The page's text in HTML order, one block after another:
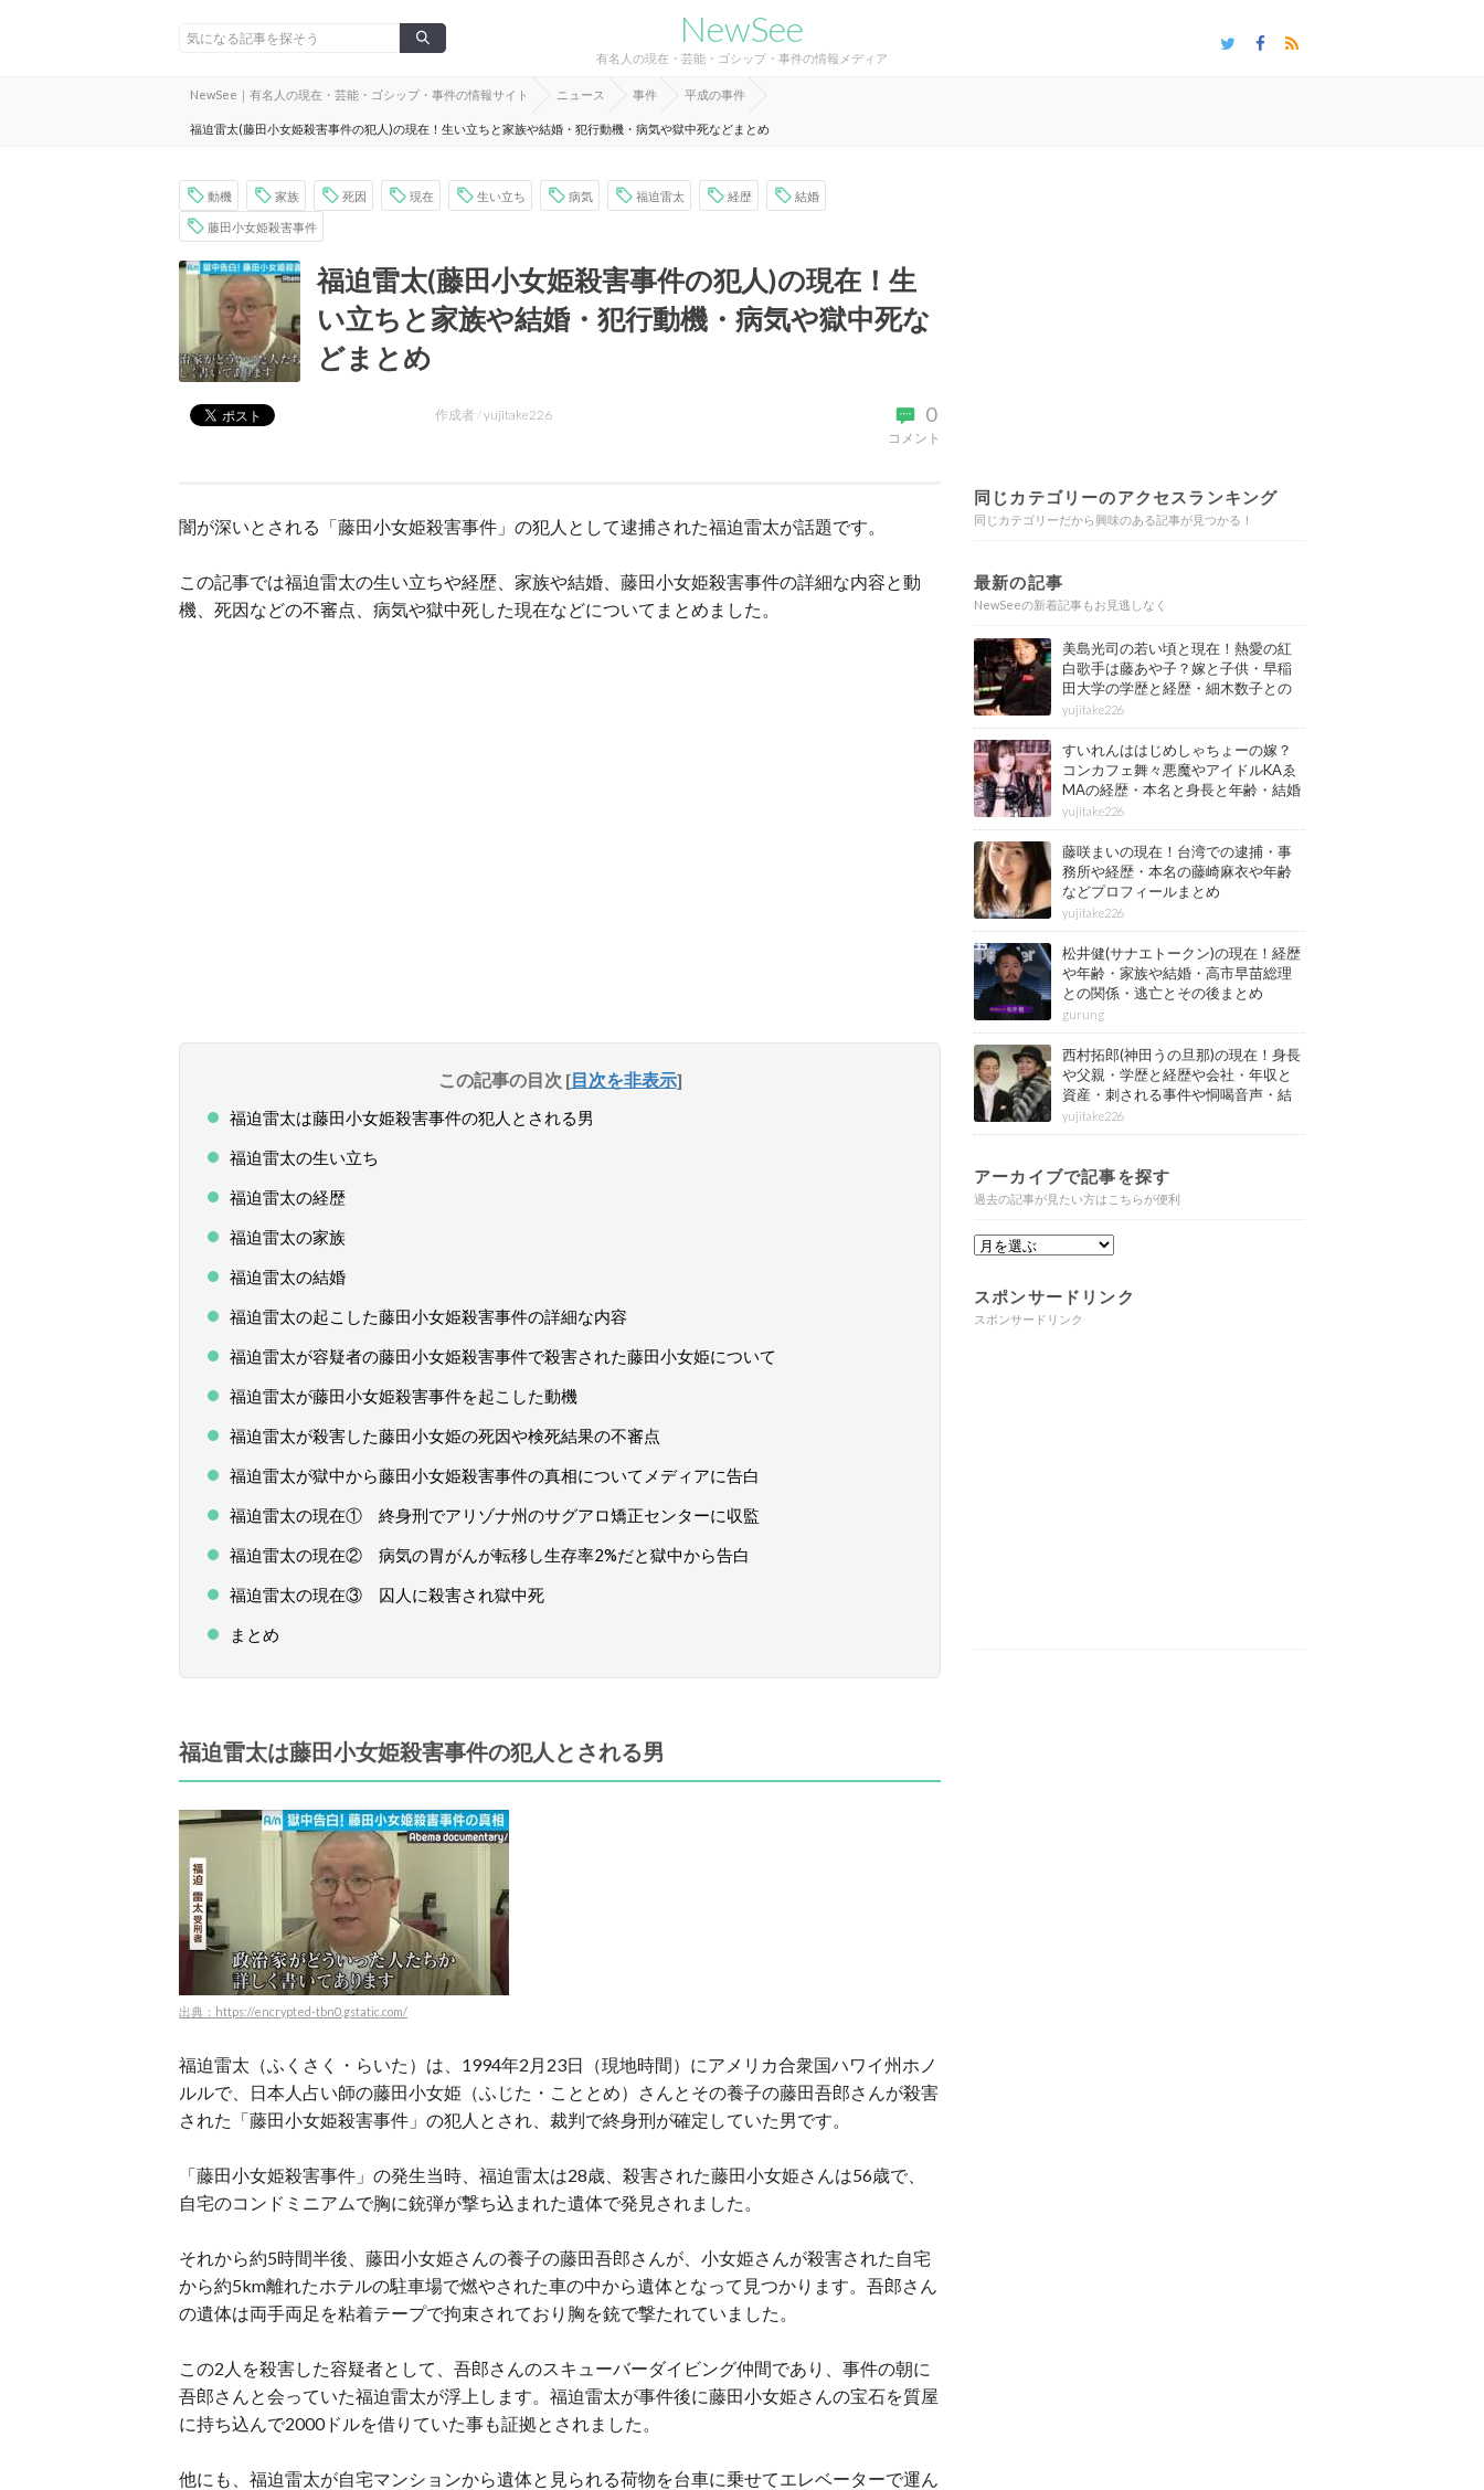
NewSee
有名人の現在・芸能・ゴシップ・事件の情報メディア
NewSee｜有名人の現在・芸能・ゴシップ・事件の情報サイト ニュース 事件 平成の事件
福迫雷太(藤田小女姫殺害事件の犯人)の現在！生い立ちと家族や結婚・犯行動機・病気や獄中死などまとめ
動機 家族 死因 現在 生い立ち 病気 福迫雷太 経歴 結婚
藤田小女姫殺害事件
福迫雷太(藤田小女姫殺害事件の犯人)の現在！生
い立ちと家族や結婚・犯行動機・病気や獄中死な
どまとめ
0
コメント
作成者 /yujitake226
闇が深いとされる「藤田小女姫殺害事件」の犯人として逮捕された福迫雷太が話題です。
この記事では福迫雷太の生い立ちや経歴、家族や結婚、藤田小女姫殺害事件の詳細な内容と動
機、死因などの不審点、病気や獄中死した現在などについてまとめました。
この記事の目次 [目次を非表示]
福迫雷太は藤田小女姫殺害事件の犯人とされる男
福迫雷太の生い立ち
福迫雷太の経歴
福迫雷太の家族
福迫雷太の結婚
福迫雷太の起こした藤田小女姫殺害事件の詳細な内容
福迫雷太が容疑者の藤田小女姫殺害事件で殺害された藤田小女姫について
福迫雷太が藤田小女姫殺害事件を起こした動機
福迫雷太が殺害した藤田小女姫の死因や検死結果の不審点
福迫雷太が獄中から藤田小女姫殺害事件の真相についてメディアに告白
福迫雷太の現在① 終身刑でアリゾナ州のサグアロ矯正センターに収監
福迫雷太の現在② 病気の胃がんが転移し生存率2%だと獄中から告白
福迫雷太の現在③ 囚人に殺害され獄中死
まとめ
福迫雷太は藤田小女姫殺害事件の犯人とされる男
出典：https://encrypted-tbn0.gstatic.com/
福迫雷太（ふくさく・らいた）は、1994年2月23日（現地時間）にアメリカ合衆国ハワイ州ホノ
ルルで、日本人占い師の藤田小女姫（ふじた・こととめ）さんとその養子の藤田吾郎さんが殺害
された「藤田小女姫殺害事件」の犯人とされ、裁判で終身刑が確定していた男です。
「藤田小女姫殺害事件」の発生当時、福迫雷太は28歳、殺害された藤田小女姫さんは56歳で、
自宅のコンドミニアムで胸に銃弾が撃ち込まれた遺体で発見されました。
それから約5時間半後、藤田小女姫さんの養子の藤田吾郎さんが、小女姫さんが殺害された自宅
から約5km離れたホテルの駐車場で燃やされた車の中から遺体となって見つかります。吾郎さん
の遺体は両手両足を粘着テープで拘束されており胸を銃で撃たれていました。
この2人を殺害した容疑者として、吾郎さんのスキューバーダイビング仲間であり、事件の朝に
吾郎さんと会っていた福迫雷太が浮上します。福迫雷太が事件後に藤田小女姫さんの宝石を質屋
に持ち込んで2000ドルを借りていた事も証拠とされました。
他にも、福迫雷太が自宅マンションから遺体と見られる荷物を台車に乗せてエレベーターで運ん
同じカテゴリーのアクセスランキング
同じカテゴリーだから興味のある記事が見つかる！
最新の記事
NewSeeの新着記事もお見逃しなく
美島光司の若い頃と現在！熱愛の紅
白歌手は藤あや子？嫁と子供・早稲
田大学の学歴と経歴・細木数子との
確執もまとめ
yujitake226
すいれんははじめしゃちょーの嫁？
コンカフェ舞々悪魔やアイドルKAゑ
MAの経歴・本名と身長と年齢・結婚
情報もまとめ
yujitake226
藤咲まいの現在！台湾での逮捕・事
務所や経歴・本名の藤崎麻衣や年齢
などプロフィールまとめ
yujitake226
松井健(サナエトークン)の現在！経歴
や年齢・家族や結婚・高市早苗総理
との関係・逃亡とその後まとめ
gurung
西村拓郎(神田うの旦那)の現在！身長
や父親・学歴と経歴や会社・年収と
資産・刺される事件や恫喝音声・結
婚と子供や自宅・脳梗塞の病気もま
とめ
yujitake226
アーカイブで記事を探す
過去の記事が見たい方はこちらが便利
スポンサードリンク
スポンサードリンク